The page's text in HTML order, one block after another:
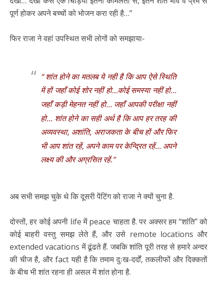
पूर्ण होकर अपने बच्चों को भोजन करा रही है…”
फिर राजा ने वहां उपस्थित सभी लोगों को समझाया-
“ शांत होने का मतलब ये नही है कि आप ऐसे स्थिति
में हों जहाँ कोई शोर नहीं हो…कोई समस्या नहीं हो…
जहाँ कड़ी मेहनत नहीं हो… जहाँ आपकी परीक्षा नहीं
हो… शांत होने का सही अर्थ है कि आप हर तरह की
अव्यवस्था, अशांति, अराजकता के बीच हों और फिर
भी आप शांत रहें, अपने काम पर केन्द्रित रहें… अपने
लक्ष्य की और अग्रसित रहें.”
अब सभी समझ चुके थे कि दूसरी पेंटिंग को राजा ने क्यों चुना है.
दोस्तों, हर कोई अपनी life में peace चाहता है. पर अक्सर हम “शांति” को
कोई बाहरी वस्तु समझ लेते हैं, और उसे remote locations और
extended vacations में ढूंढते हैं. जबकि शांति पूरी तरह से हमारे अन्दर
की चीज है, और fact यही है कि तमाम दुःख-दर्दों, तकलीफों और दिक्कतों
के बीच भी शांत रहना ही असल में शांत होना है.